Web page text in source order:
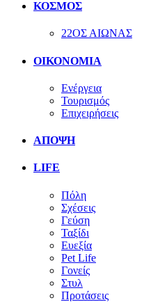
ΚΟΣΜΟΣ
22ΟΣ ΑΙΩΝΑΣ
ΟΙΚΟΝΟΜΙΑ
Ενέργεια
Τουρισμός
Επιχειρήσεις
ΑΠΟΨΗ
LIFE
Πόλη
Σχέσεις
Γεύση
Ταξίδι
Ευεξία
Pet Life
Γονείς
Στυλ
Προτάσεις